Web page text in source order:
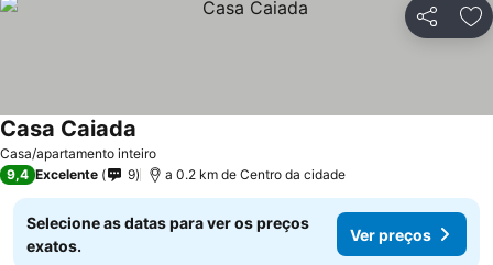
Partilhar
Casa/apartamento inteiro
Casa Caiada
9,4 Excelente 9 a 0.2 km de Centro da cidade
Selecione as datas para ver os preços
exatos.
Ver preços